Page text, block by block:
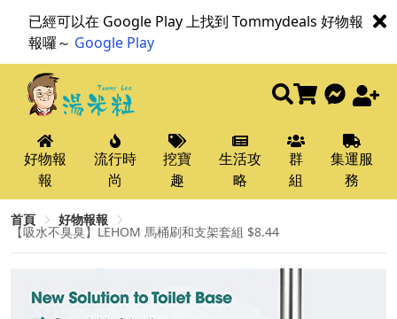
已經可以在 Google Play 上找到 Tommydeals 好物報
報囉～ Google Play
好物報
報
流行時
尚
挖寶
趣
生活攻
略
群
組
集運服
務
首頁 好物報報
【吸水不臭臭】LEHOM 馬桶刷和支架套組 $8.44